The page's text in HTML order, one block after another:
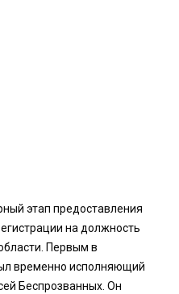
этап предоставления
на должность
Первым в
временно исполняющий
Беспрозванных. Он